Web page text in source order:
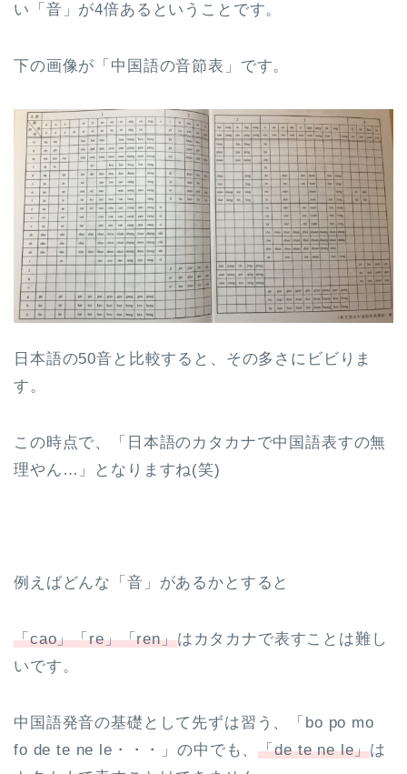
い「音」が4倍あるということです。
下の画像が「中国語の音節表」です。
日本語の50音と比較すると、その多さにビビりま
す。
この時点で、「日本語のカタカナで中国語表すの無
理やん…」となりますね(笑)
例えばどんな「音」があるかとすると
「cao」「re」「ren」はカタカナで表すことは難し
いです。
中国語発音の基礎として先ずは習う、「bo po mo
fo de te ne le・・・」の中でも、「de te ne le」は